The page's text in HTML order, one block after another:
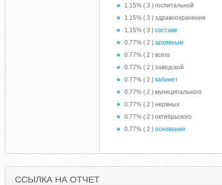
1.15% ( 3 ) госпитальной
1.15% ( 3 ) здравоохранения
1.15% ( 3 ) составе
0.77% ( 2 ) архивным
0.77% ( 2 ) всего
0.77% ( 2 ) заводской
0.77% ( 2 ) кабинет
0.77% ( 2 ) муниципального
0.77% ( 2 ) нервных
0.77% ( 2 ) октябрьского
0.77% ( 2 ) основания
ССЫЛКА НА ОТЧЕТ